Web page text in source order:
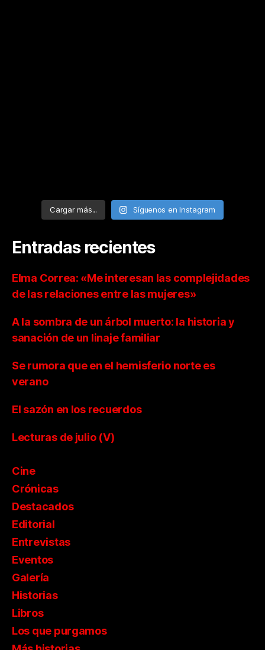
Cargar más... Síguenos en Instagram
Entradas recientes
Elma Correa: «Me interesan las complejidades
de las relaciones entre las mujeres»
A la sombra de un árbol muerto: la historia y
sanación de un linaje familiar
Se rumora que en el hemisferio norte es
verano
El sazón en los recuerdos
Lecturas de julio (V)
Cine
Crónicas
Destacados
Editorial
Entrevistas
Eventos
Galería
Historias
Libros
Los que purgamos